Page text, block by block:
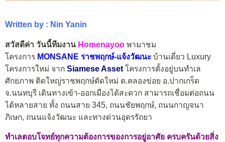
Written by : Nin Yanin
สวัสดีค่า วันนี้ทีมงาน Homenayoo พามาชม
โครงการ MONSANE ราชพฤกษ์-แจ้งวัฒนะ บ้านเดี่ยว Luxury
โครงการใหม่ จาก Siamese Asset โครงการตั้งอยู่บนทำเล
ศักยภาพ ติดใหญ่ราชพฤกษ์ตัดใหม่ ต.คลองข่อย อ.ปากเกร็ด
จ.นนทบุรี เดินทางเข้า-ออกเมืองได้สะดวก สามารถเชื่อมต่อถนน
ได้หลายสาย ทั้ง ถนนสาย 345, ถนนชัยพฤกษ์, ถนนกาญจนา
ภิเษก, ถนนแจ้งวัฒนะ และทางด่วนอุดรรัถยา
ทำเลตอบโจทย์ทุกความต้องการของการอยู่อาศัย ครบครันด้วยสิ่ง